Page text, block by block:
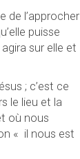
de l’approcher
puisse
sur elle et
; c’est ce
le lieu et la
où nous
« il nous est